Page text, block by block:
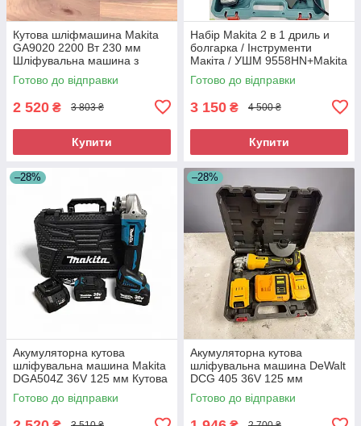
Кутова шліфмашина Makita
GA9020 2200 Вт 230 мм
Шліфувальна машина з
плавним пуском
Готово до відправки
2 520 ₴ 3 803 ₴
Купити
Набір Makita 2 в 1 дриль и
болгарка / Інструменти
Макіта / УШМ 9558HN+Makita
HP 1630
Готово до відправки
3 150 ₴ 4 500 ₴
Купити
–28%
Акумуляторна кутова
шліфувальна машина Makita
DGA504Z 36V 125 мм Кутова
шліфувальна машина
Акумуляторна турбінка
Готово до відправки
–28%
Акумуляторна кутова
шліфувальна машина DeWalt
DCG 405 36V 125 мм
Безщіткова КШМ Девальт
Кутова шліфмашина
Готово до відправки